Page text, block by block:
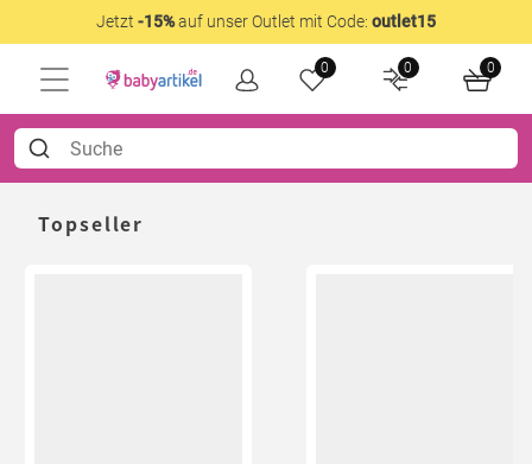
Jetzt -15%auf unser Outlet mit Code: outlet15
0 0 0
Topseller